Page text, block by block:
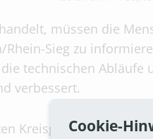
müssen die
Rhein-Sieg zu
technischen
verbessert.
Kreisgebiet mehr als
Cookie-